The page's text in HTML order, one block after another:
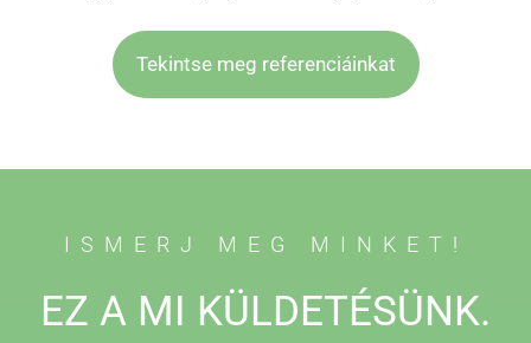
Tekintse meg referenciáinkat
ISMERJ MEG MINKET!
EZ A MI KÜLDETÉSÜNK.